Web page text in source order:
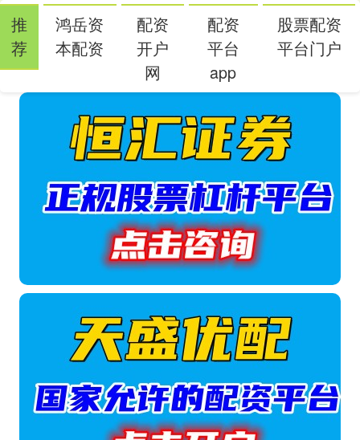
推
荐
鸿岳资
本配资
配资
开户
网
配资
平台
app
股票配资
平台门户